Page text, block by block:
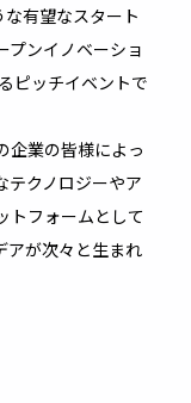
有望なスタート
プンイノベーショ
ピッチイベントで
企業の皆様によっ
テクノロジーやア
トフォームとして
アが次々と生まれ